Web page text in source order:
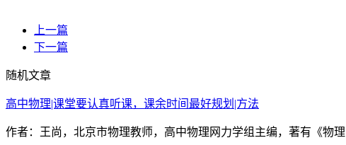
上一篇
下一篇
随机文章
高中物理|课堂要认真听课，课余时间最好规划|方法
作者：王尚，北京市物理教师，高中物理网力学组主编，著有《物